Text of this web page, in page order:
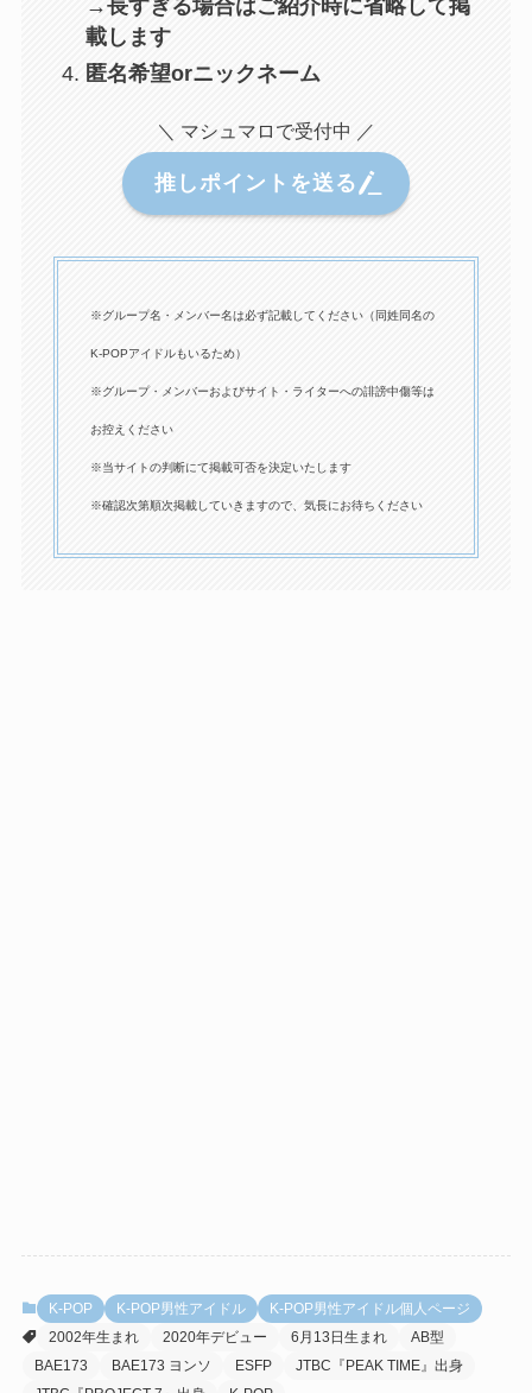
→長すぎる場合はご紹介時に省略して掲
載します
匿名希望orニックネーム
＼ マシュマロで受付中 ／
推しポイントを送る
※グループ名・メンバー名は必ず記載してください（同姓同名の
K-POPアイドルもいるため）
※グループ・メンバーおよびサイト・ライターへの誹謗中傷等は
お控えください
※当サイトの判断にて掲載可否を決定いたします
※確認次第順次掲載していきますので、気長にお待ちください
K-POP K-POP男性アイドル
K-POP男性アイドル個人ページ
2002年生まれ
2020年デビュー 6月13日生まれ
AB型
BAE173
BAE173 ヨンソ ESFP
JTBC『PEAK TIME』出身